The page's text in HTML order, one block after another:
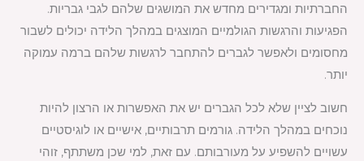
החברתיות ומגדירים מחדש את המושגים שלהם לגבי גבריות.
הפגיעות והרגשות הגולמיים המוצגים במהלך הלידה יכולים לשבור
מחסומים ולאפשר לגברים להתחבר לרגשות שלהם ברמה עמוקה
יותר.
חשוב לציין שלא לכל הגברים יש את האפשרות או הרצון להיות
נוכחים במהלך הלידה. גורמים תרבותיים, אישיים או לוגיסטיים
עשויים להשפיע על מעורבותם. עם זאת, למי שכן משתתף, זוהי